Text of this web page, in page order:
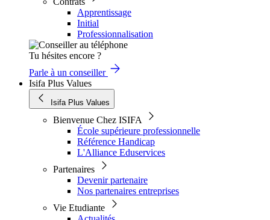
Apprentissage
Initial
Professionnalisation
Tu hésites encore ?
Parle à un conseiller
Isifa Plus Values
Isifa Plus Values
Bienvenue Chez ISIFA
École supérieure professionnelle
Référence Handicap
L'Alliance Eduservices
Partenaires
Devenir partenaire
Nos partenaires entreprises
Vie Etudiante